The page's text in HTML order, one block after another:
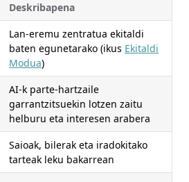
Deskribapena
Lan-eremu zentratua ekitaldi
baten egunetarako (ikus Ekitaldi
Modua)
AI-k parte-hartzaile
garrantzitsuekin lotzen zaitu
helburu eta interesen arabera
Saioak, bilerak eta iradokitako
tarteak leku bakarrean